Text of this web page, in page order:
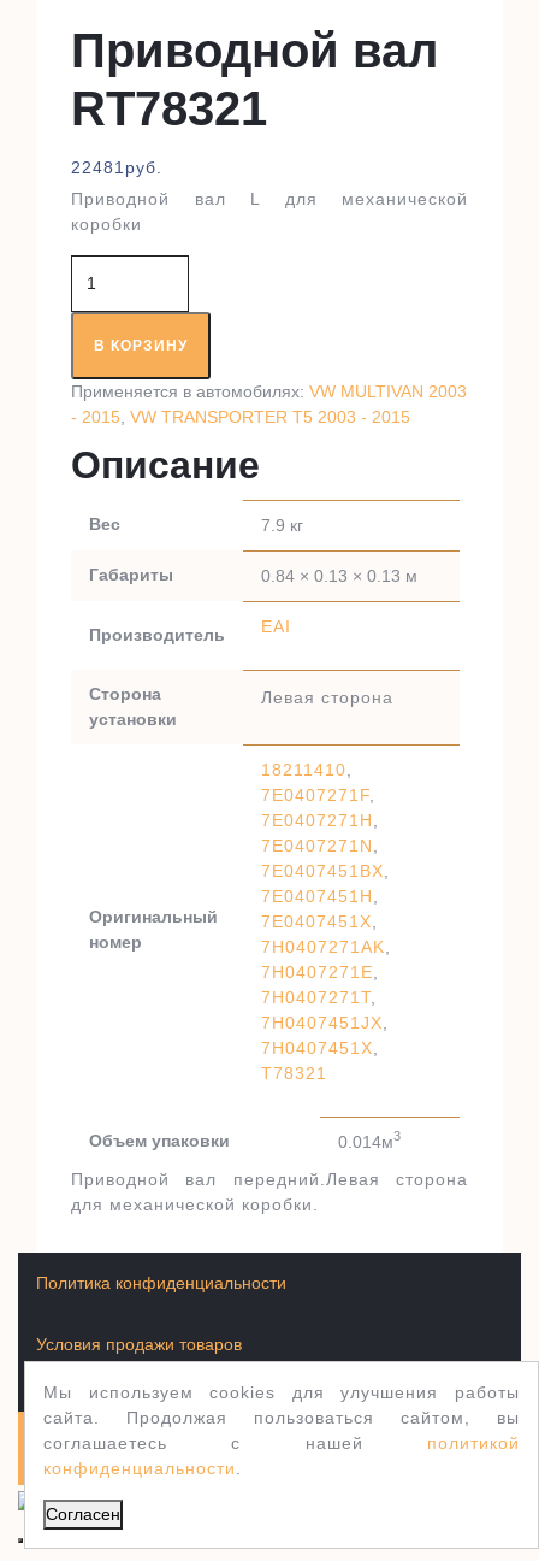
Приводной вал
RT78321
22481 руб.
Приводной вал L для механической
коробки
товара
Приводной
валВ КОРЗИНУ
Применяется в автомобилях: VW MULTIVAN 2003
- 2015 VW TRANSPORTER T5 2003 - 2015
Описание
Вес 7.9 кг
Габариты 0.84 × 0.13 × 0.13 м
Производитель EAI
Сторона
установки
Левая сторона
Оригинальный
номер
18211410
7E0407271F
7E0407271H
7E0407271N
7E0407451BX
7E0407451H
7E0407451X
7H0407271AK
7H0407271E
7H0407271T,
7H0407451JX
7H0407451X
T78321
Объем упаковки 0.014м3
Приводной вал передний.Левая сторона
для механической коробки.
Мы используем cookies для улучшения работы
сайта. Продолжая пользоваться сайтом, вы
соглашаетесь с нашей политикой
конфиденциальности
Согласен
Условия продажи товаров
Политика конфиденциальности
Полуось.рф 2003-2026 WordPress тема Jewellery